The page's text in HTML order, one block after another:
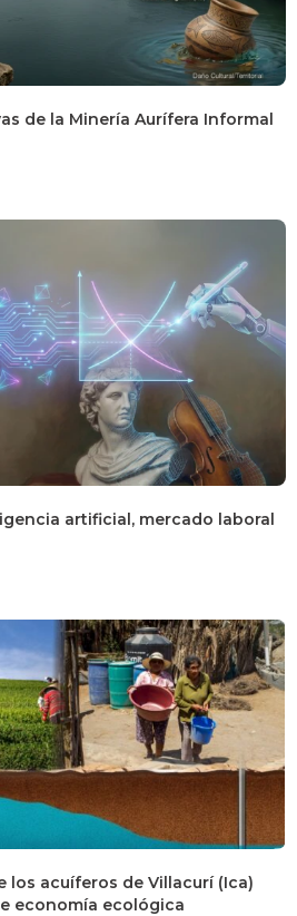
de la Minería Aurífera Informal
artificial, mercado laboral
los acuíferos de Villacurí (Ica)
economía ecológica